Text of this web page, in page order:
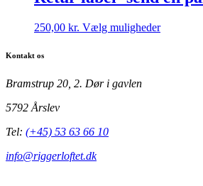
250,00 kr. Vælg mulighederDette
Kontakt os
Bramstrup 20, 2. Dør i gavlen
5792 Årslev
Tel: (+45) 53 63 66 10
info@riggerloftet.dk